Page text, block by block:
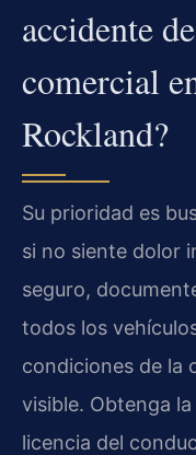
accidente
comercial
Rockland?
Su prioridad es
si no siente dolor
seguro,
todos los
condiciones de la
visible. Obtenga
licencia del